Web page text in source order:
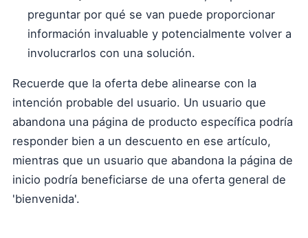
preguntar por qué se van puede proporcionar
información invaluable y potencialmente volver a
involucrarlos con una solución.
Recuerde que la oferta debe alinearse con la
intención probable del usuario. Un usuario que
abandona una página de producto específica podría
responder bien a un descuento en ese artículo,
mientras que un usuario que abandona la página de
inicio podría beneficiarse de una oferta general de
'bienvenida'.